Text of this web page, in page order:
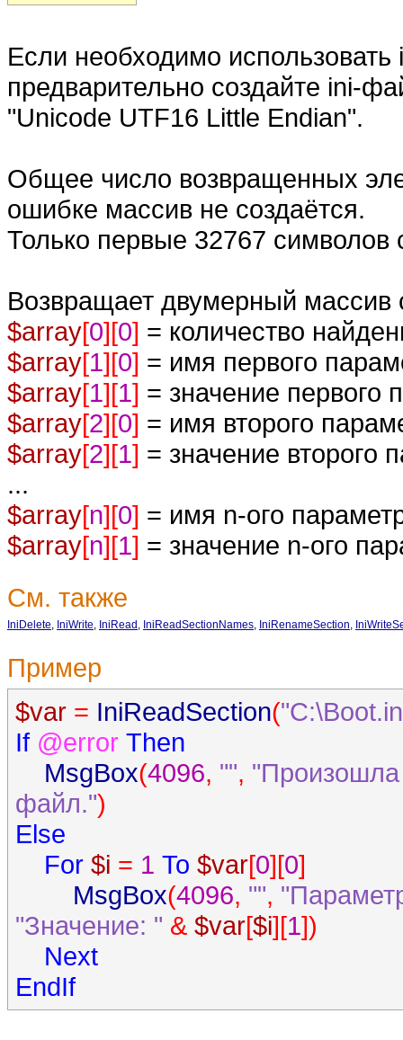
Если необходимо
предварительно создайте ini-
"Unicode UTF16 Little Endian".
Общее число возвращенных
ошибке массив не создаётся.
Только первые 32767 символов
Возвращает двумерный
$array[0][0] = количество
$array[1][0] = имя первого
$array[1][1] = значение первого
$array[2][0] = имя второго
$array[2][1] = значение второго
...
$array[n][0] = имя n-ого
$array[n][1] = значение n-ого
См. также
IniDelete, IniWrite, IniRead , IniReadSectionNames, IniRenameSection,
Пример
$var = IniReadSection(
If @error Then
MsgBox(4096, "", "Произошла
файл.")
Else
For $i = 1 To $var[0][0]
MsgBox(4096, "",
"Значение: " & $var[$i][1])
Next
EndIf